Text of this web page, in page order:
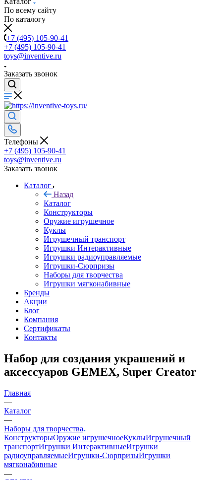
По всему сайту
По каталогу
+7 (495) 105-90-41
+7 (495) 105-90-41
toys@inventive.ru
Заказать звонок
Телефоны
+7 (495) 105-90-41
toys@inventive.ru
Заказать звонок
Каталог
Назад
Каталог
Конструкторы
Оружие игрушечное
Куклы
Игрушечный транспорт
Игрушки Интерактивные
Игрушки радиоуправляемые
Игрушки-Сюрпризы
Наборы для творчества
Игрушки мягконабивные
Бренды
Акции
Блог
Компания
Сертификаты
Контакты
Набор для создания украшений и
аксессуаров GEMEX, Super Creator
Главная
—
Каталог
—
Наборы для творчества
КонструкторыОружие игрушечноеКуклыИгрушечный
транспортИгрушки ИнтерактивныеИгрушки
радиоуправляемыеИгрушки-СюрпризыИгрушки
мягконабивные
—